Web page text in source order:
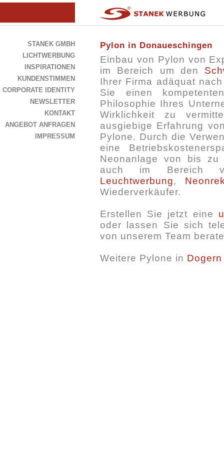
STANEK GMBH
LICHTWERBUNG
INSPIRATIONEN
KUNDENSTIMMEN
CORPORATE IDENTITY
NEWSLETTER
KONTAKT
ANGEBOT ANFRAGEN
IMPRESSUM
Pylon in Donaueschingen
Einbau von Pylon von
im Bereich um den
Ihrer Firma adäquat
Sie einen
Philosophie Ihres
Wirklichkeit zu
ausgiebige Erfahrung
Pylone. Durch die
eine
Neonanlage von bis zu
auch im Bereich
Leuchtwerbung,
Wiederverkäufer.
Erstellen Sie jetzt eine
oder lassen Sie sich
von unserem Team
Weitere Pylone in Dogern